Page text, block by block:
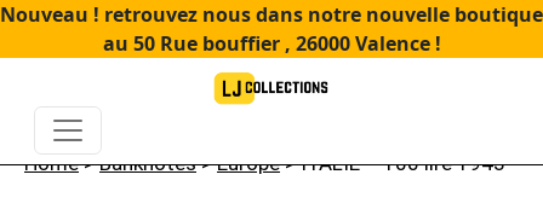
Nouveau ! retrouvez nous dans notre nouvelle boutique
au 50 Rue bouffier , 26000 Valence !
Home>Banknotes>Europe> ITALIE – 100 lire 1943